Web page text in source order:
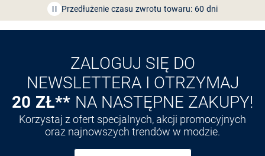
Przedłużenie czasu zwrotu towaru: 60 dni
Odkryj aplikację VANGRAAF
ZALOGUJ SIĘ DO
NEWSLETTERA I OTRZYMAJ
20 ZŁ** NA NASTĘPNE ZAKUPY!
Korzystaj z ofert specjalnych, akcji promocyjnych
oraz najnowszych trendów w modzie.